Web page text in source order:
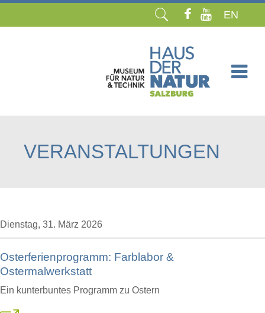
EN
VERANSTALTUNGEN
Dienstag, 31. März 2026
Osterferienprogramm: Farblabor &
Ostermalwerkstatt
Ein kunterbuntes Programm zu Ostern